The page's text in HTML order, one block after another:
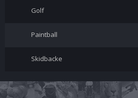
Golf
Paintball
Skidbacke